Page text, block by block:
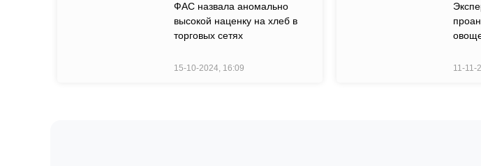
ФАС назвала аномально
высокой наценку на хлеб в
торговых сетях
15-10-2024, 16:09 11-11-